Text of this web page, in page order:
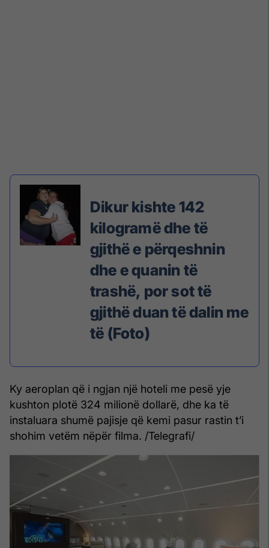
Dikur kishte 142
kilogramë dhe të
gjithë e përqeshnin
dhe e quanin të
trashë, por sot të
gjithë duan të dalin me
të (Foto)
Ky aeroplan që i ngjan një hoteli me pesë yje
kushton plotë 324 milionë dollarë, dhe ka të
instaluara shumë pajisje që kemi pasur rastin t’i
shohim vetëm nëpër filma. /Telegrafi/